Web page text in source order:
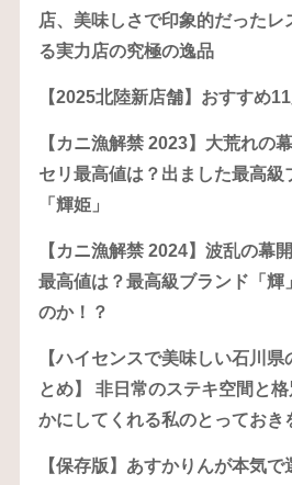
店、美味しさで印象的だったレ
る実力店の究極の逸品
【2025北陸新店舗】おすすめ
【カニ漁解禁 2023】大荒れの
セリ最高値は？出ました最高級
「輝姫」
【カニ漁解禁 2024】波乱の幕
最高値は？最高級ブランド「輝
のか！？
【ハイセンスで美味しい石川
とめ】 非日常のステキ空間と
かにしてくれる私のとっておき
【保存版】あすかりんが本気